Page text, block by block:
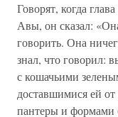
Говорят, когда
Авы, он сказал:
говорить. Она
знал, что говорил:
с кошачьими
доставшимися ей
пантеры и формами